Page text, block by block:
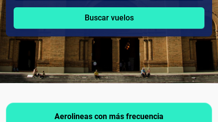
Buscar vuelos
Aerolineas con más frecuencia